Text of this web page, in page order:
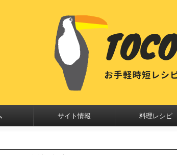
サイト情報 料理レシピ